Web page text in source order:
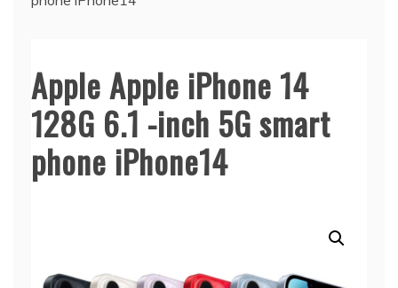
Apple Apple iPhone 14
128G 6.1 -inch 5G smart
phone iPhone14